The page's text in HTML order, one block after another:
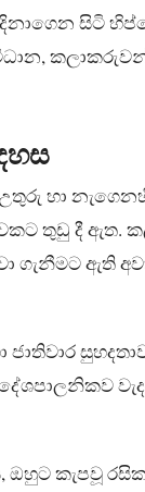
සිටි
හා
තුඩු දී ඇත.
ගැනීමට ඇති
ඔහුට කැපවූ